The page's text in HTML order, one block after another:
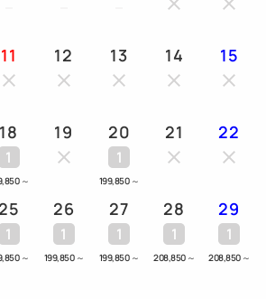
ナー、マドラー、セーフティーボッ
11 12 13 14 15
18
1
～
19 20
1
199,850 ～
21 22
25
1
～
26
1
199,850 ～
27
1
199,850 ～
28
1
208,850 ～
29
1
208,850 ～